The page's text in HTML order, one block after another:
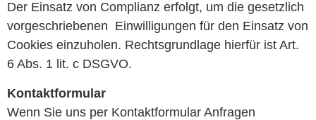
Der Einsatz von Complianz erfolgt, um die gesetzlich
vorgeschriebenen Einwilligungen für den Einsatz von
Cookies einzuholen. Rechtsgrundlage hierfür ist Art.
6 Abs. 1 lit. c DSGVO.
Kontaktformular
Wenn Sie uns per Kontaktformular Anfragen